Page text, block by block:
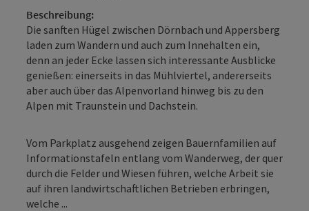
Beschreibung:
Die sanften Hügel zwischen Dörnbach und Appersberg
laden zum Wandern und auch zum Innehalten ein,
denn an jeder Ecke lassen sich interessante Ausblicke
genießen: einerseits in das Mühlviertel, andererseits
aber auch über das Alpenvorland hinweg bis zu den
Alpen mit Traunstein und Dachstein.
Vom Parkplatz ausgehend zeigen Bauernfamilien auf
Informationstafeln entlang vom Wanderweg, der quer
durch die Felder und Wiesen führen, welche Arbeit sie
auf ihren landwirtschaftlichen Betrieben erbringen,
welche ...